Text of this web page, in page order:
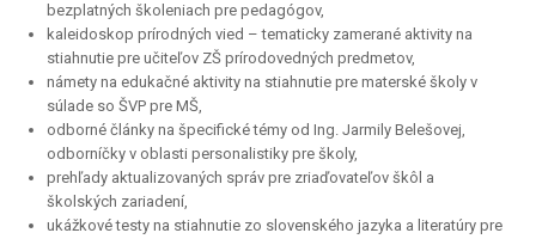
bezplatných školeniach pre pedagógov,
kaleidoskop prírodných vied – tematicky zamerané aktivity na
stiahnutie pre učiteľov ZŠ prírodovedných predmetov,
námety na edukačné aktivity na stiahnutie pre materské školy v
súlade so ŠVP pre MŠ,
odborné články na špecifické témy od Ing. Jarmily Belešovej,
odborníčky v oblasti personalistiky pre školy,
prehľady aktualizovaných správ pre zriaďovateľov škôl a
školských zariadení,
ukážkové testy na stiahnutie zo slovenského jazyka a literatúry pre